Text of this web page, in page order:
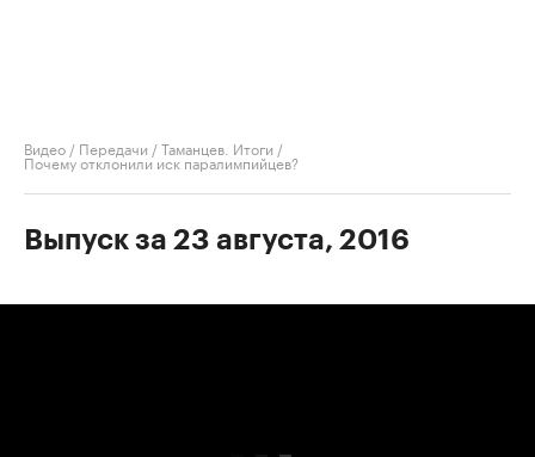
Видео / Передачи /Таманцев. Итоги /
Почему отклонили иск паралимпийцев?
Выпуск за 23 августа, 2016